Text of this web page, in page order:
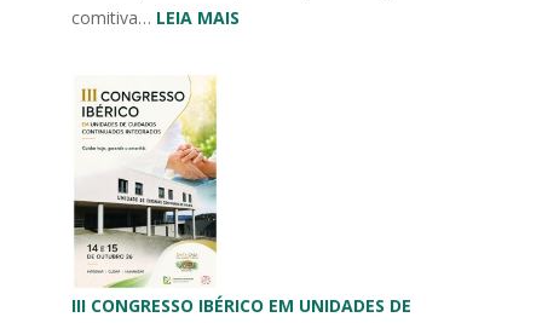
comitiva… LEIA MAIS:
III CONGRESSO IBÉRICO EM UNIDADES DE